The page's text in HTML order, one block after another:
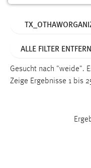
ALLE FILTER
Gesucht nach "weide".
Zeige Ergebnisse 1 bis
Notwendige
Funktionen und
Name:
Dieser Cookie